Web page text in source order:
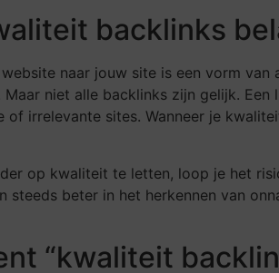
backlinks
naar jouw site is een vorm
niet alle backlinks zijn gelijk.
of irrelevante sites. Wanneer je
op kwaliteit te letten, loop je het
steeds beter in het herkennen van
“kwaliteit